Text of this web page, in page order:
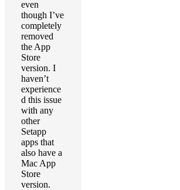
even
though I’ve
completely
removed
the App
Store
version. I
haven’t
experience
d this issue
with any
other
Setapp
apps that
also have a
Mac App
Store
version.